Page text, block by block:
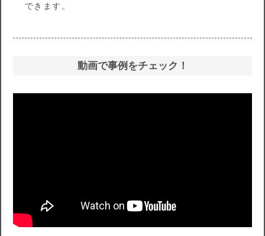
できます。
動画で事例をチェック！